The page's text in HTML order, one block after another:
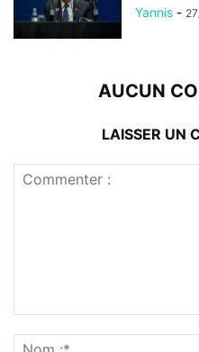
Yannis -
AUCUN
LAISSER UN